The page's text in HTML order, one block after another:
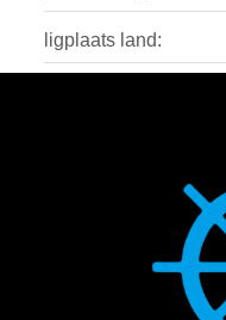
ligplaats land: